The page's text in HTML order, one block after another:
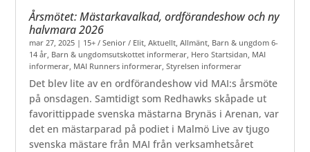
Årsmötet: Mästarkavalkad, ordförandeshow och ny
halvmara 2026
mar 27, 2025 | 15+ / Senior / Elit,Aktuellt,Allmänt, Barn & ungdom 6-
14 år, Barn & ungdomsutskottet informerar, Hero Startsidan, MAI
informerar, MAI Runners informerar,Styrelsen informerar
Det blev lite av en ordförandeshow vid MAI:s årsmöte
på onsdagen. Samtidigt som Redhawks skåpade ut
favorittippade svenska mästarna Brynäs i Arenan, var
det en mästarparad på podiet i Malmö Live av tjugo
svenska mästare från MAI från verksamhetsåret